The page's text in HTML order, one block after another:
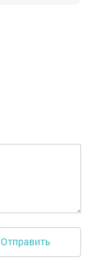
Отправить